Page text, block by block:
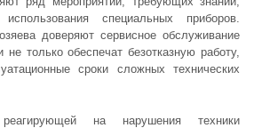
специальных приборов.
доверяют сервисное обслуживание
только обеспечат безотказную работу,
сроки сложных технических
на нарушения техники